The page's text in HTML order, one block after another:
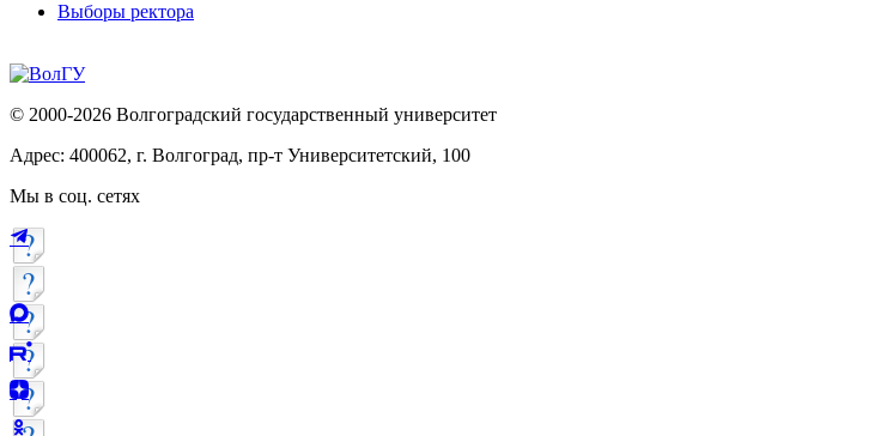
Выборы ректора
© 2000-2026 Волгоградский государственный университет
Адрес: 400062, г. Волгоград, пр-т Университетский, 100
Мы в соц. сетях